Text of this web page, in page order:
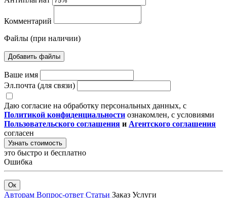
Комментарий
Файлы (при наличии)
Добавить файлы
Ваше имя
Эл.почта (для связи)
Даю согласие на обработку персональных данных, с
Политикой конфиденциальности ознакомлен, с условиями
Пользовательского соглашения и Агентского соглашения
согласен
Узнать стоимость
это быстро и бесплатно
Ошибка
Ок
Авторам Вопрос-ответ Статьи Заказ Услуги